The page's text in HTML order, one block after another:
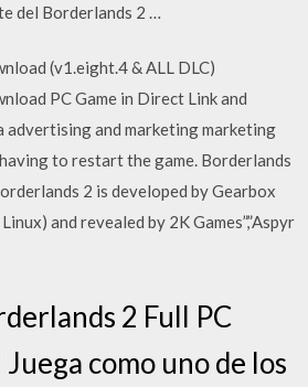
del Borderlands 2 …
(v1.eight.4 & ALL DLC)
PC Game in Direct Link and
advertising and marketing marketing
to restart the game. Borderlands
2 is developed by Gearbox
and revealed by 2K Games”,”Aspyr
2 Full PC
como uno de los